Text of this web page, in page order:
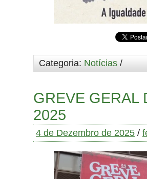
Categoria: Notícias /
GREVE GERAL
2025
4 de Dezembro de 2025 /